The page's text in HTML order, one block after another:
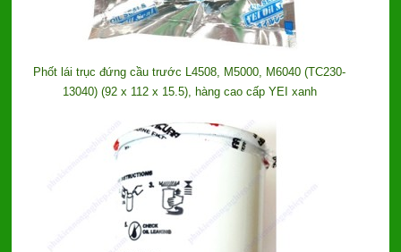
Phốt lái trục đứng cầu trước L4508, M5000, M6040 (TC230-
13040) (92 x 112 x 15.5), hàng cao cấp YEI xanh